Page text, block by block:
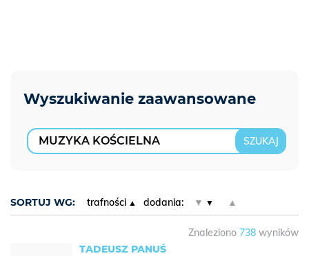
SORTUJ WG: trafności dodania: ▼ ▲
Znaleziono 738 wyników
TADEUSZ PANUŚ